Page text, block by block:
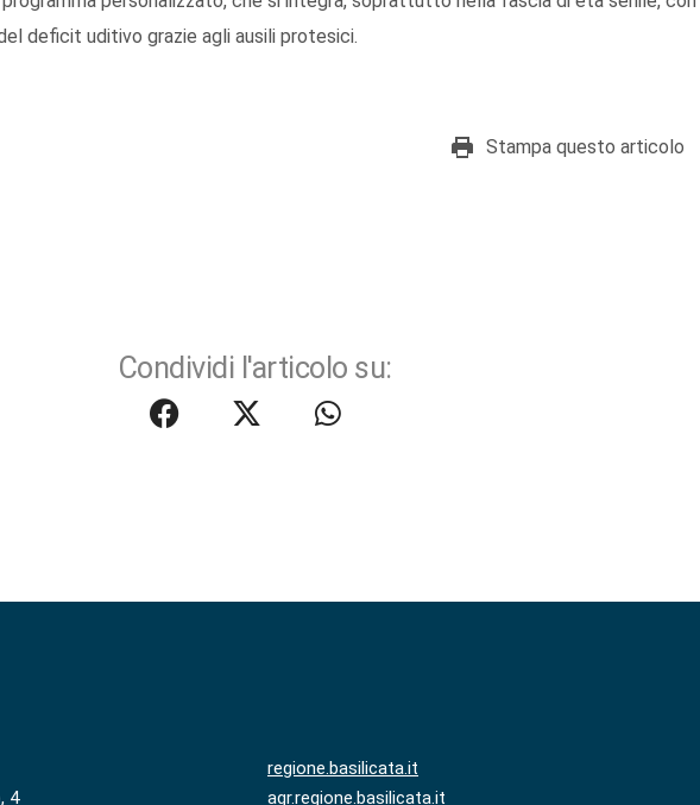
deficit uditivo grazie agli ausili protesici.
Stampa questo articolo
Condividi l'articolo su:
4
regione.basilicata.it
agr.regione.basilicata.it